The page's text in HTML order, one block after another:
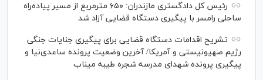
رئیس کل دادگستری مازندران: ۶۵۰ مترمربع از مسیر پیاده‌راه
ساحلی رامسر با پیگیری دستگاه قضایی آزاد شد
تشریح اقدامات دستگاه قضایی برای پیگیری جنایات جنگی
رژیم صهیونیستی و آمریکا/ آخرین وضعیت پرونده ساعدی‌نیا و
پیگیری پرونده شهدای مدرسه شجره طیبه میناب